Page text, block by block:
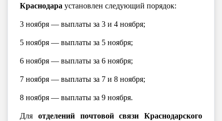
Краснодара установлен следующий порядок:
3 ноября — выплаты за 3 и 4 ноября;
5 ноября — выплаты за 5 ноября;
6 ноября — выплаты за 6 ноября;
7 ноября — выплаты за 7 и 8 ноября;
8 ноября — выплаты за 9 ноября.
Для отделений почтовой связи Краснодарского